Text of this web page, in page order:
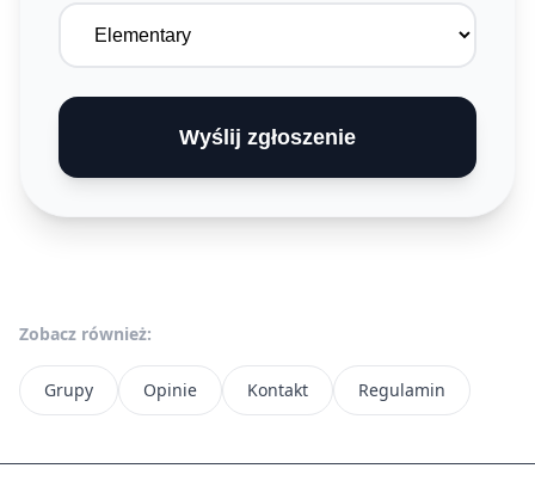
Wyślij zgłoszenie
Zobacz również:
Grupy Opinie Kontakt Regulamin